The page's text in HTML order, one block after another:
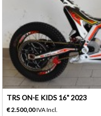
TRS ON-E KIDS 16" 2023
€ 2.500,00IVA Incl.